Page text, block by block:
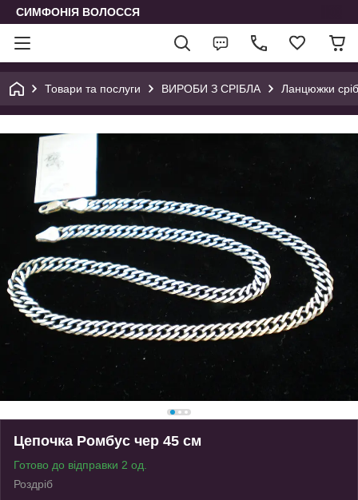
СИМФОНІЯ ВОЛОССЯ
Товари та послуги ВИРОБИ З СРІБЛА Ланцюжки
Цепочка Ромбус чер 45 см
Готово до відправки 2 од.
Роздріб